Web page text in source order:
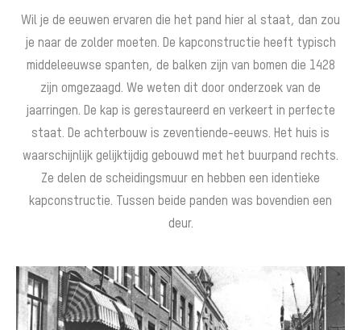
Wil je de eeuwen ervaren die het pand hier al staat, dan zou
je naar de zolder moeten. De kapconstructie heeft typisch
middeleeuwse spanten, de balken zijn van bomen die 1428
zijn omgezaagd. We weten dit door onderzoek van de
jaarringen. De kap is gerestaureerd en verkeert in perfecte
staat. De achterbouw is zeventiende-eeuws. Het huis is
waarschijnlijk gelijktijdig gebouwd met het buurpand rechts.
Ze delen de scheidingsmuur en hebben een identieke
kapconstructie. Tussen beide panden was bovendien een
deur.